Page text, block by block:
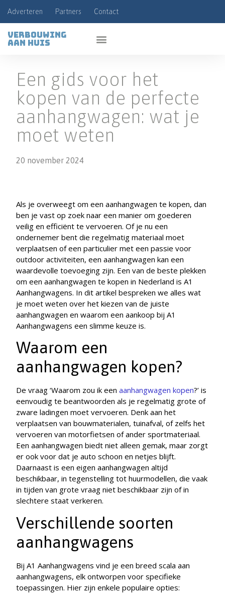
Adverteren Partners Contact
Verbouwing
aan huis
Een gids voor het
kopen van de perfecte
aanhangwagen: wat je
moet weten
20 november 2024
Als je overweegt om een aanhangwagen te kopen, dan
ben je vast op zoek naar een manier om goederen
veilig en efficiënt te vervoeren. Of je nu een
ondernemer bent die regelmatig materiaal moet
verplaatsen of een particulier met een passie voor
outdoor activiteiten, een aanhangwagen kan een
waardevolle toevoeging zijn. Een van de beste plekken
om een aanhangwagen te kopen in Nederland is A1
Aanhangwagens. In dit artikel bespreken we alles wat
je moet weten over het kiezen van de juiste
aanhangwagen en waarom een aankoop bij A1
Aanhangwagens een slimme keuze is.
Waarom een
aanhangwagen kopen?
De vraag ‘Waarom zou ik eenaanhangwagen kopen?’ is
eenvoudig te beantwoorden als je regelmatig grote of
zware ladingen moet vervoeren. Denk aan het
verplaatsen van bouwmaterialen, tuinafval, of zelfs het
vervoeren van motorfietsen of ander sportmateriaal.
Een aanhangwagen biedt niet alleen gemak, maar zorgt
er ook voor dat je auto schoon en netjes blijft.
Daarnaast is een eigen aanhangwagen altijd
beschikbaar, in tegenstelling tot huurmodellen, die vaak
in tijden van grote vraag niet beschikbaar zijn of in
slechtere staat verkeren.
Verschillende soorten
aanhangwagens
Bij A1 Aanhangwagens vind je een breed scala aan
aanhangwagens, elk ontworpen voor specifieke
toepassingen. Hier zijn enkele populaire opties: